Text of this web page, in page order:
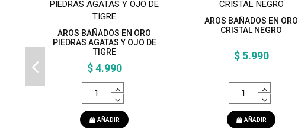
AROS BAÑADOS EN ORO
PIEDRAS AGATAS Y OJO DE
TIGRE
$ 4.990
AÑADIR
AROS BAÑADOS EN ORO
CRISTAL NEGRO
$ 5.990
AÑADIR